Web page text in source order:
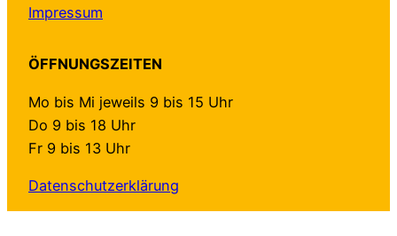
Impressum
ÖFFNUNGSZEITEN
Mo bis Mi jeweils 9 bis 15 Uhr
Do 9 bis 18 Uhr
Fr 9 bis 13 Uhr
Datenschutzerklärung